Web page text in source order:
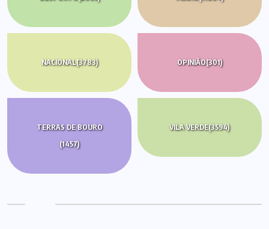
NACIONAL(3783) OPINIÃO(301)
TERRAS DE BOURO
(1457)
VILA VERDE(3594)